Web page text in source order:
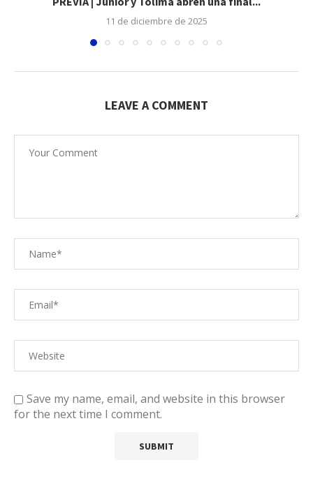
11 de diciembre de 2025
LEAVE A COMMENT
Save my name, email, and website in this browser
for the next time I comment.